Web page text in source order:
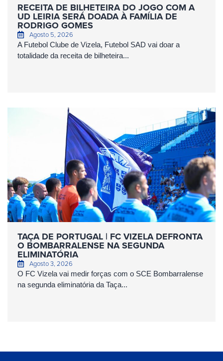
RECEITA DE BILHETEIRA DO JOGO COM A
UD LEIRIA SERÁ DOADA À FAMÍLIA DE
RODRIGO GOMES
Agosto 5, 2026
A Futebol Clube de Vizela, Futebol SAD vai doar a
totalidade da receita de bilheteira...
TAÇA DE PORTUGAL | FC VIZELA DEFRONTA
O BOMBARRALENSE NA SEGUNDA
ELIMINATÓRIA
Agosto 3, 2026
O FC Vizela vai medir forças com o SCE Bombarralense
na segunda eliminatória da Taça...